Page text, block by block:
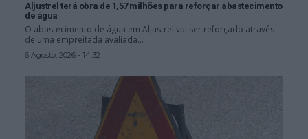
Aljustrel terá obra de 1,57 milhões para reforçar abastecimento
de água
O abastecimento de água em Aljustrel vai ser reforçado através
de uma empreitada avaliada...
6 Agosto, 2026 - 14:32